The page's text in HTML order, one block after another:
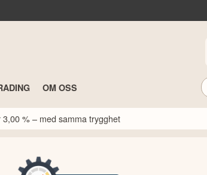
OM OSS
% – med samma trygghet